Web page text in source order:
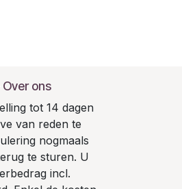
Over ons
tot 14 dagen
van reden te
nogmaals
te sturen. U
incl.